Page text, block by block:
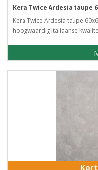
Kera Twice Ardesia taupe
Kera Twice Ardesia taupe
hoogwaardig Italiaanse